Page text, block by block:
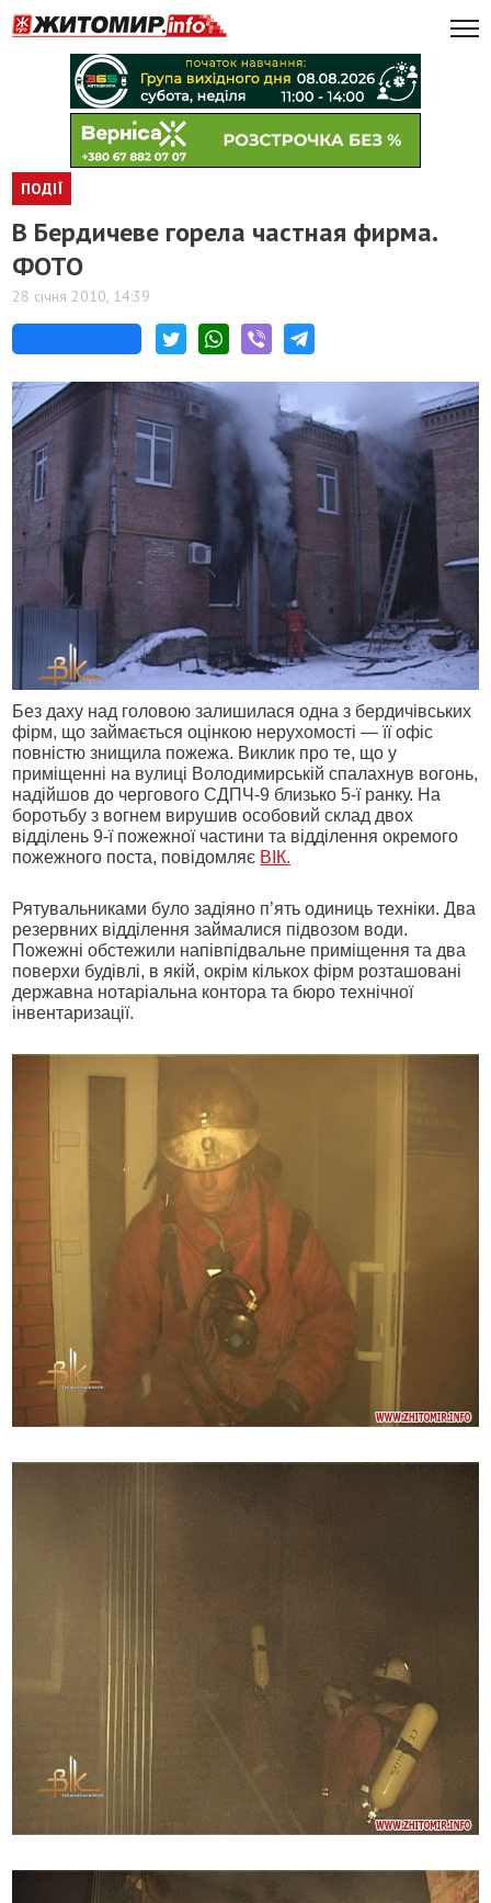
ПОДІЇ
В Бердичеве горела частная фирма.
ФОТО
28 січня 2010, 14:39
Без даху над головою залишилася одна з бердичівських
фірм, що займається оцінкою нерухомості — її офіс
повністю знищила пожежа. Виклик про те, що у
приміщенні на вулиці Володимирській спалахнув вогонь,
надійшов до чергового СДПЧ-9 близько 5-ї ранку. На
боротьбу з вогнем вирушив особовий склад двох
відділень 9-ї пожежної частини та відділення окремого
пожежного поста, повідомляє ВІК.
Рятувальниками було задіяно п’ять одиниць техніки. Два
резервних відділення займалися підвозом води.
Пожежні обстежили напівпідвальне приміщення та два
поверхи будівлі, в якій, окрім кількох фірм розташовані
державна нотаріальна контора та бюро технічної
інвентаризації.